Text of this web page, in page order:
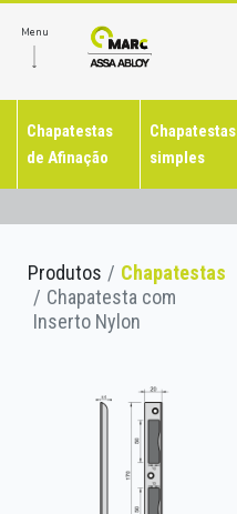
Menu
Chapatestas
de Afinação
Chapatestas
simples
Produtos
Chapatestas
Chapatesta com
Inserto Nylon